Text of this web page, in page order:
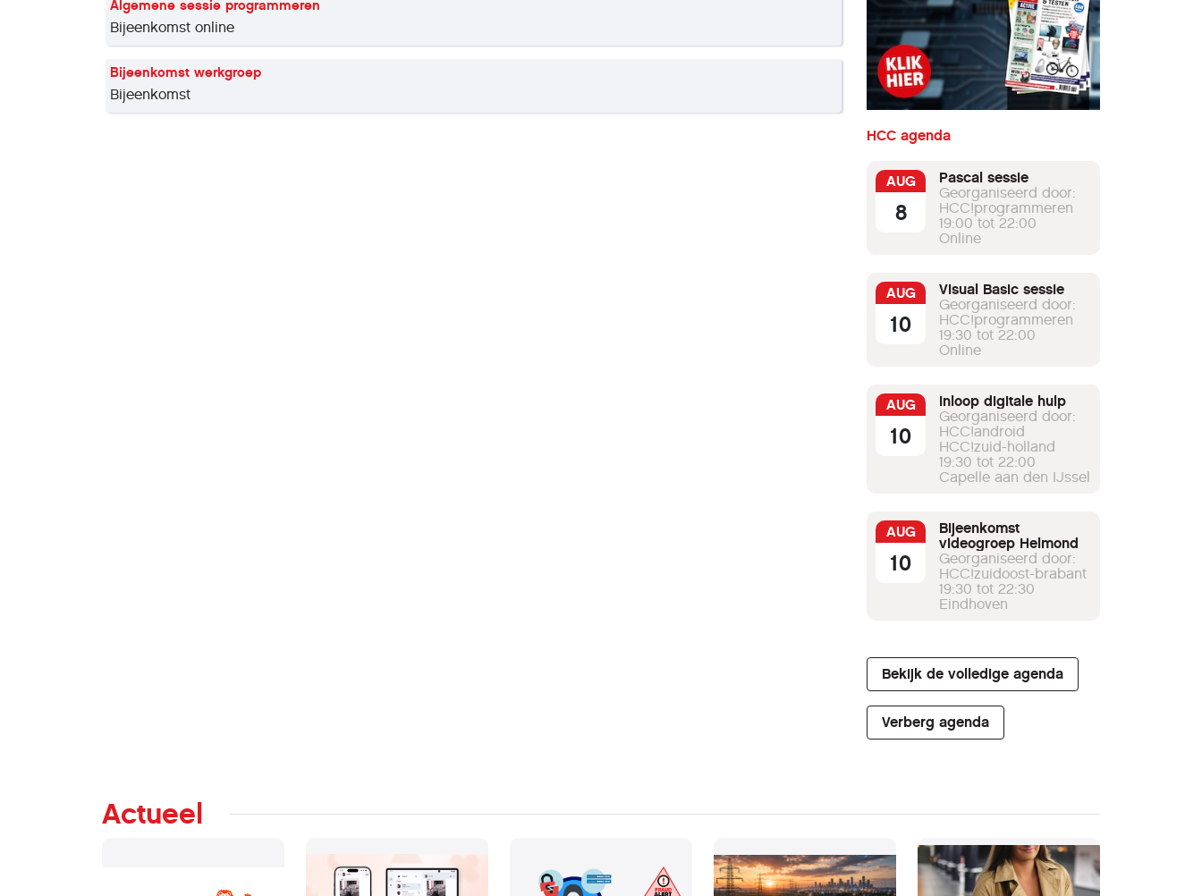
Algemene sessie programmeren
Bijeenkomst online
Bijeenkomst werkgroep
Bijeenkomst
HCC agenda
AUG
8
Pascal sessie
Georganiseerd door:
HCC!programmeren
19:00 tot 22:00
Online
AUG
10
Visual Basic sessie
Georganiseerd door:
HCC!programmeren
19:30 tot 22:00
Online
AUG
10
Inloop digitale hulp
Georganiseerd door:
HCC!android
HCC!zuid-holland
19:30 tot 22:00
Capelle aan den IJssel
AUG
10
Bijeenkomst
videogroep Helmond
Georganiseerd door:
HCC!zuidoost-brabant
19:30 tot 22:30
Eindhoven
Bekijk de volledige agenda
Verberg agenda
Actueel